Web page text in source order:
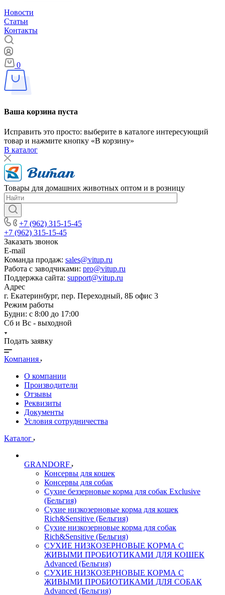
Новости
Статьи
Контакты
0
Ваша корзина пуста
Исправить это просто: выберите в каталоге интересующий
товар и нажмите кнопку «В корзину»
В каталог
Товары для домашних животных оптом и в розницу
+7 (962) 315-15-45
+7 (962) 315-15-45
Заказать звонок
E-mail
Команда продаж: sales@vitup.ru
Работа с заводчиками: pro@vitup.ru
Поддержка сайта: support@vitup.ru
Адрес
г. Екатеринбург, пер. Переходный, 8Б офис 3
Режим работы
Будни: с 8:00 до 17:00
Сб и Вс - выходной
Подать заявку
Компания
О компании
Производители
Отзывы
Реквизиты
Документы
Условия сотрудничества
Каталог
GRANDORF
Консервы для кошек
Консервы для собак
Сухие беззерновые корма для собак Exclusive
(Бельгия)
Сухие низкозерновые корма для кошек
Rich&Sensitive (Бельгия)
Сухие низкозерновые корма для собак
Rich&Sensitive (Бельгия)
СУХИЕ НИЗКОЗЕРНОВЫЕ КОРМА С
ЖИВЫМИ ПРОБИОТИКАМИ ДЛЯ КОШЕК
Advanced (Бельгия)
СУХИЕ НИЗКОЗЕРНОВЫЕ КОРМА С
ЖИВЫМИ ПРОБИОТИКАМИ ДЛЯ СОБАК
Advanced (Бельгия)